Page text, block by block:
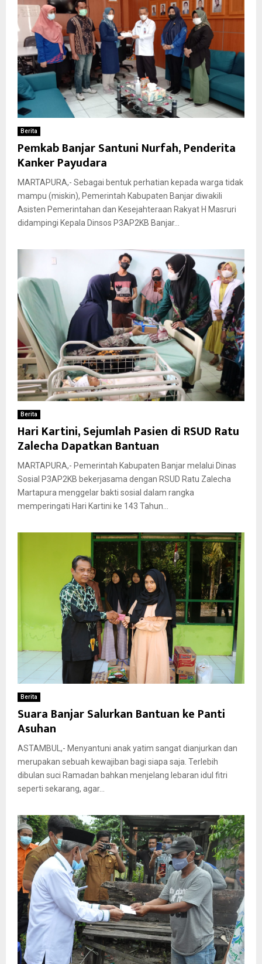
Berita
Pemkab Banjar Santuni Nurfah, Penderita
Kanker Payudara
MARTAPURA,- Sebagai bentuk perhatian kepada warga tidak
mampu (miskin), Pemerintah Kabupaten Banjar diwakili
Asisten Pemerintahan dan Kesejahteraan Rakyat H Masruri
didampingi Kepala Dinsos P3AP2KB Banjar...
Berita
Hari Kartini, Sejumlah Pasien di RSUD Ratu
Zalecha Dapatkan Bantuan
MARTAPURA,- Pemerintah Kabupaten Banjar melalui Dinas
Sosial P3AP2KB bekerjasama dengan RSUD Ratu Zalecha
Martapura menggelar bakti sosial dalam rangka
memperingati Hari Kartini ke 143 Tahun...
Berita
Suara Banjar Salurkan Bantuan ke Panti
Asuhan
ASTAMBUL,- Menyantuni anak yatim sangat dianjurkan dan
merupakan sebuah kewajiban bagi siapa saja. Terlebih
dibulan suci Ramadan bahkan menjelang lebaran idul fitri
seperti sekarang, agar...